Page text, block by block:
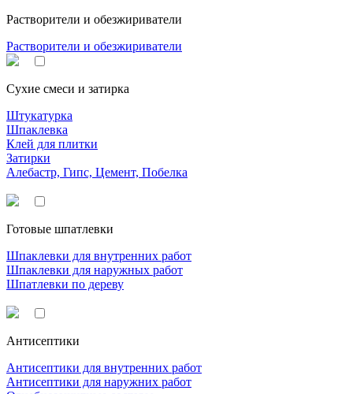
Растворители и обезжириватели
Растворители и обезжириватели
Сухие смеси и затирка
Штукатурка
Шпаклевка
Клей для плитки
Затирки
Алебастр, Гипс, Цемент, Побелка
Готовые шпатлевки
Шпаклевки для внутренних работ
Шпаклевки для наружных работ
Шпатлевки по дереву
Антисептики
Антисептики для внутренних работ
Антисептики для наружних работ